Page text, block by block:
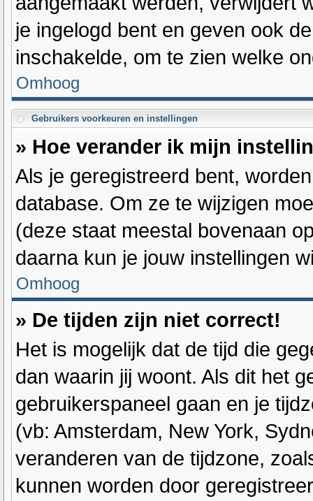
je ingelogd bent en geven ook
inschakelde, om te zien welke
Omhoog
Gebruikers voorkeuren en instellingen
» Hoe verander ik mijn
Als je geregistreerd bent,
database. Om ze te wijzigen
(deze staat meestal bovenaan
daarna kun je jouw instellingen
Omhoog
» De tijden zijn niet correct!
Het is mogelijk dat de tijd die
dan waarin jij woont. Als dit het
gebruikerspaneel gaan en je
(vb: Amsterdam, New York,
veranderen van de tijdzone,
kunnen worden door